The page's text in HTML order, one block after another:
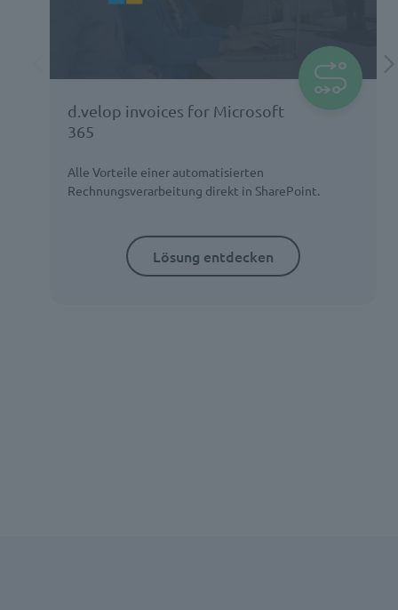
d.velop invoices for Microsoft
365
Alle Vorteile einer automatisierten
Rechnungsverarbeitung direkt in SharePoint.
Lösung entdecken